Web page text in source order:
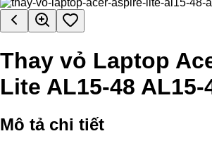
Thay vỏ Laptop
Lite AL15-48 AL15-
Mô tả chi tiết